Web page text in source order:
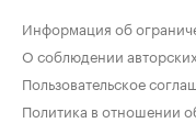
Информация об
О соблюдении
Пользовательское
Политика в отношении